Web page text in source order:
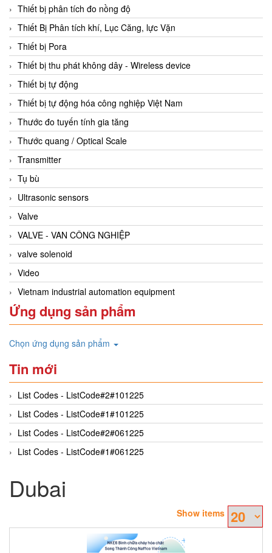
Thiết bị phân tích đo nồng độ
Thiết Bị Phân tích khí, Lục Căng, lực Vặn
Thiết bị Pora
Thiết bị thu phát không dây - Wireless device
Thiết bị tự động
Thiết bị tự động hóa công nghiệp Việt Nam
Thước đo tuyến tính gia tăng
Thước quang / Optical Scale
Transmitter
Tụ bù
Ultrasonic sensors
Valve
VALVE - VAN CÔNG NGHIỆP
valve solenoid
Video
Vietnam industrial automation equipment
Ứng dụng sản phẩm
Chọn ứng dụng sản phẩm
Tin mới
List Codes - ListCode#2#101225
List Codes - ListCode#1#101225
List Codes - ListCode#2#061225
List Codes - ListCode#1#061225
Dubai
Show items